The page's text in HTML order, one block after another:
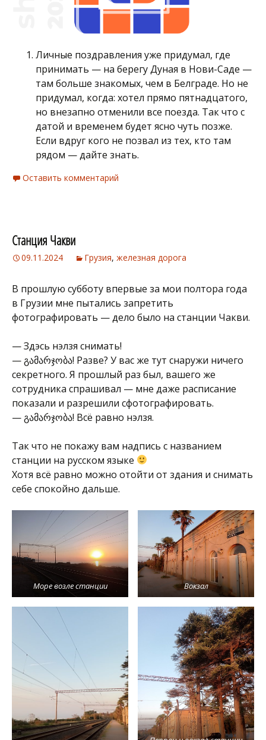
Личные поздравления уже придумал, где
принимать — на берегу Дуная в Нови-Саде —
там больше знакомых, чем в Белграде. Но не
придумал, когда: хотел прямо пятнадцатого,
но внезапно отменили все поезда. Так что с
датой и временем будет ясно чуть позже.
Если вдруг кого не позвал из тех, кто там
рядом — дайте знать.
Оставить комментарий
Станция Чакви
09.11.2024 Грузия, железная дорога
В прошлую субботу впервые за мои полтора года
в Грузии мне пытались запретить
фотографировать — дело было на станции Чакви.
— Здэсь нэлзя снимать!
— გამარჯობა! Разве? У вас же тут снаружи ничего
секретного. Я прошлый раз был, вашего же
сотрудника спрашивал — мне даже расписание
показали и разрешили сфотографировать.
— გამარჯობა! Всё равно нэлзя.
Так что не покажу вам надпись с названием
станции на русском языке
Хотя всё равно можно отойти от здания и снимать
себе спокойно дальше.
Море возле станции Вокзал